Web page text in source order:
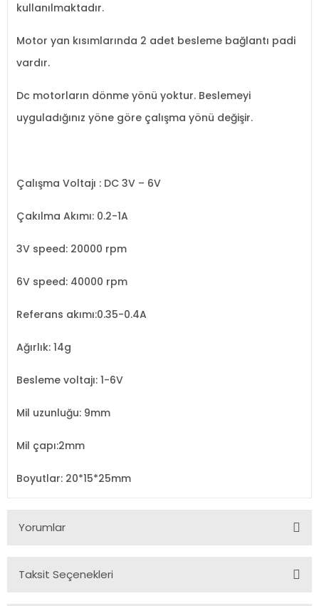
kullanılmaktadır.
Motor yan kısımlarında 2 adet besleme bağlantı padi
vardır.
Dc motorların dönme yönü yoktur. Beslemeyi
uyguladığınız yöne göre çalışma yönü değişir.
Çalışma Voltajı : DC 3V – 6V
Çakılma Akımı: 0.2-1A
3V speed: 20000 rpm
6V speed: 40000 rpm
Referans akımı:0.35-0.4A
Ağırlık: 14g
Besleme voltajı: 1-6V
Mil uzunluğu: 9mm
Mil çapı:2mm
Boyutlar: 20*15*25mm
Yorumlar
Taksit Seçenekleri